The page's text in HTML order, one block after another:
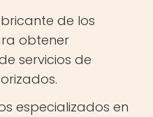
de los
obtener
servicios de
especializados en